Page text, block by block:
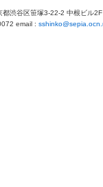
渋谷区笹塚3-22-2 中根ビル2F
email :